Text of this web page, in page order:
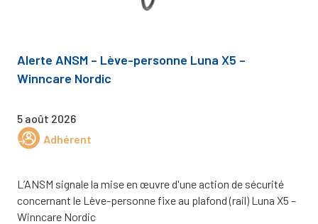
Alerte ANSM – Lève-personne Luna X5 –
Winncare Nordic
5 août 2026
Adhérent
L’ANSM signale la mise en œuvre d'une action de sécurité
concernant le Lève-personne fixe au plafond (rail) Luna X5 –
Winncare Nordic